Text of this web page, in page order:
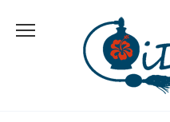
содержанию